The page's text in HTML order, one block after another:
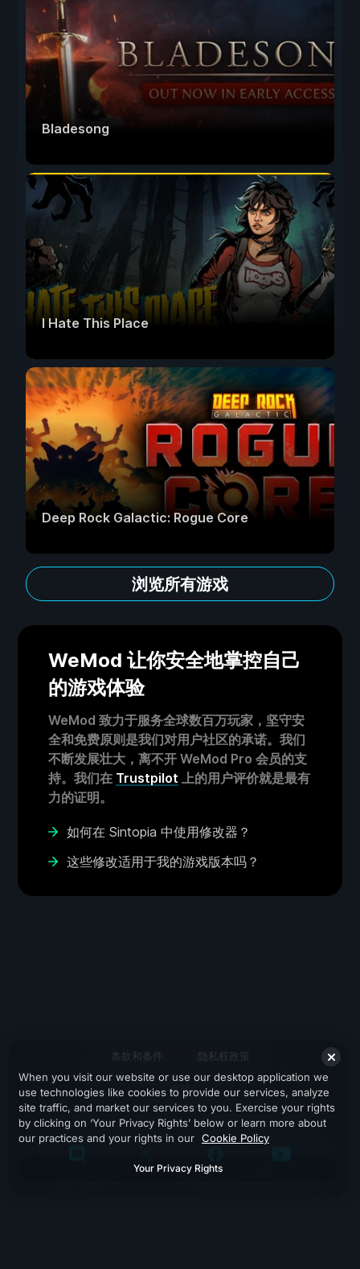
Bladesong
I Hate This Place
Deep Rock Galactic: Rogue Core
浏览所有游戏
WeMod 让你安全地掌控自己
的游戏体验
WeMod 致力于服务全球数百万玩家，坚守安
全和免费原则是我们对用户社区的承诺。我们
不断发展壮大，离不开 WeMod Pro 会员的支
持。我们在 Trustpilot 上的用户评价就是最有
力的证明。
如何在 Sintopia 中使用修改器？
这些修改适用于我的游戏版本吗？
条款和条件 隐私权政策
支持
When you visit our website or use our desktop application we
use technologies like cookies to provide our services, analyze
site traffic, and market our services to you. Exercise your rights
by clicking on ‘Your Privacy Rights’ below or learn more about
our practices and your rights in our Cookie Policy
Your Privacy Rights